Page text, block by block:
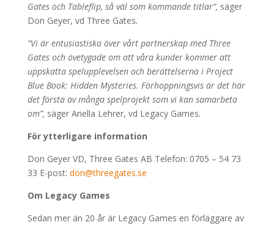
Gates och Tableflip, så väl som kommande titlar”, säger
Don Geyer, vd Three Gates.
“Vi är entusiastiska över vårt partnerskap med Three
Gates och övetygade om att våra kunder kommer att
uppskatta spelupplevelsen och berättelserna i Project
Blue Book: Hidden Mysteries. Förhoppningsvis är det här
det första av många spelprojekt som vi kan samarbeta
om”, säger Ariella Lehrer, vd Legacy Games.
För ytterligare information
Don Geyer VD, Three Gates AB Telefon: 0705 – 54 73
33 E-post: don@threegates.se
Om Legacy Games
Sedan mer än 20 år är Legacy Games en förläggare av